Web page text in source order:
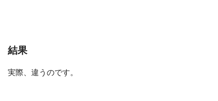
結果
実際、違うのです。